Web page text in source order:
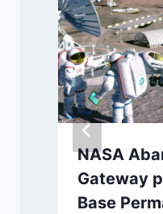
NASA
Gateway
Base